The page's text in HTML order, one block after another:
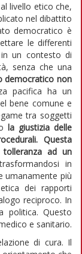
livello etico che,
nel dibattito
democratico è
le differenti
un contesto di
senza che una
democratico non
pacifica ha un
bene comune e
tra soggetti
la giustizia delle
Questa
tolleranza ad un
in
umanamente più
dei rapporti
reciproco. In
politica. Questo
e sanitario.
di cura. Il